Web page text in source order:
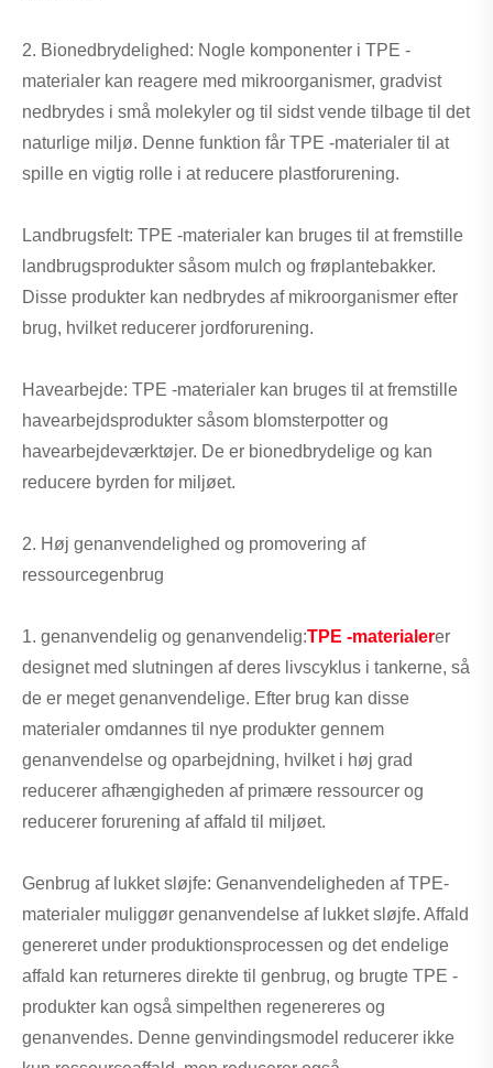
2. Bionedbrydelighed: Nogle komponenter i TPE -
materialer kan reagere med mikroorganismer, gradvist
nedbrydes i små molekyler og til sidst vende tilbage til det
naturlige miljø. Denne funktion får TPE -materialer til at
spille en vigtig rolle i at reducere plastforurening.
Landbrugsfelt: TPE -materialer kan bruges til at fremstille
landbrugsprodukter såsom mulch og frøplantebakker.
Disse produkter kan nedbrydes af mikroorganismer efter
brug, hvilket reducerer jordforurening.
Havearbejde: TPE -materialer kan bruges til at fremstille
havearbejdsprodukter såsom blomsterpotter og
havearbejdeværktøjer. De er bionedbrydelige og kan
reducere byrden for miljøet.
2. Høj genanvendelighed og promovering af
ressourcegenbrug
1. genanvendelig og genanvendelig:TPE -materialerer
designet med slutningen af ​​deres livscyklus i tankerne, så
de er meget genanvendelige. Efter brug kan disse
materialer omdannes til nye produkter gennem
genanvendelse og oparbejdning, hvilket i høj grad
reducerer afhængigheden af ​​primære ressourcer og
reducerer forurening af affald til miljøet.
Genbrug af lukket sløjfe: Genanvendeligheden af ​​TPE-
materialer muliggør genanvendelse af lukket sløjfe. Affald
genereret under produktionsprocessen og det endelige
affald kan returneres direkte til genbrug, og brugte TPE -
produkter kan også simpelthen regenereres og
genanvendes. Denne genvindingsmodel reducerer ikke